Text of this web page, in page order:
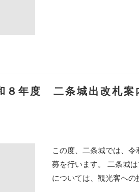
８年度 二条城出改札案
この度、二条城では、
募を行います。 二条城
については、観光客へ